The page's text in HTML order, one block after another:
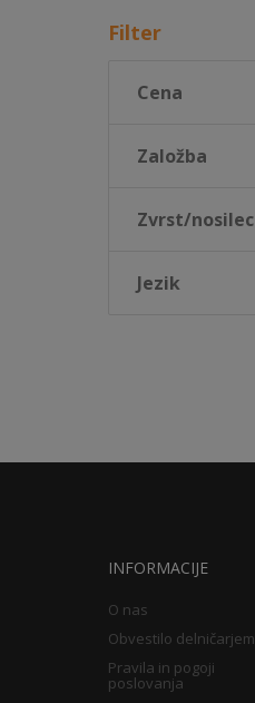
Filter
Cena
Založba
Zvrst/nosilec
Jezik
INFORMACIJE
O nas
Obvestilo delničarjem
Pravila in pogoji
poslovanja